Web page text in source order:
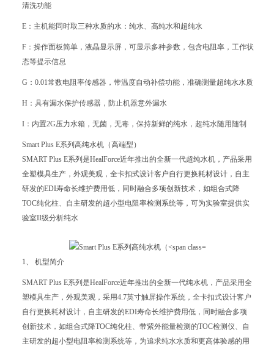
清洗功能
E：主机能同时取三种水质的水：纯水、高纯水和超纯水
F：操作面板简单，液晶显示屏，可显示多种参数，包含电阻率，工作状
态等提示信息
G：0.01常数电阻率传感器，带温度自动补偿功能，准确测量超纯水水质
H：具有漏水保护传感器，防止机器意外漏水
I：内置2G压力水箱，无菌，无毒，保持新鲜的纯水，超纯水随用随制
Smart Plus E系列高纯水机（高端型）
SMART Plus E系列是HealForce近年推出的全新一代超纯水机，产品采用
全塑模具生产，外观美观，全卡扣式设计客户自行更换耗材设计，自主
研发的EDI寿命长维护费用低，同时融合多项创新技术，如组合式降
TOC纯化柱、自主研发的超小型电阻率检测系统等，可为实验室提供实
验室II级分析纯水
1、 机型简介
SMART Plus E系列是HealForce近年推出的全新一代纯水机，产品采用全
塑模具生产，外观美观，采用4.7英寸触屏操作系统，全卡扣式设计客户
自行更换耗材设计，自主研发的EDI寿命长维护费用低，同时融合多项
创新技术，如组合式降TOC纯化柱、带紫外能量检测的TOC检测仪、自
主研发的超小型电阻率检测系统等，为追求纯水水质和更高体验感的用